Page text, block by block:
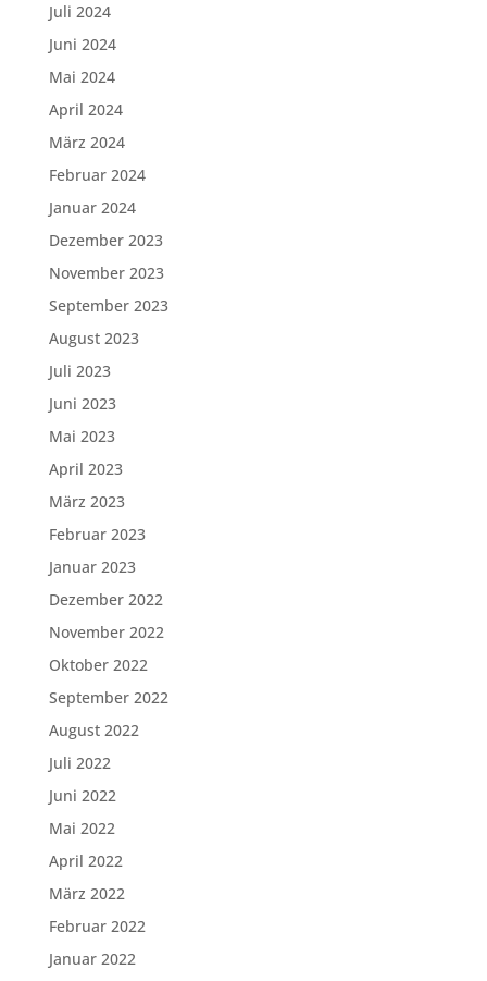
Juli 2024
Juni 2024
Mai 2024
April 2024
März 2024
Februar 2024
Januar 2024
Dezember 2023
November 2023
September 2023
August 2023
Juli 2023
Juni 2023
Mai 2023
April 2023
März 2023
Februar 2023
Januar 2023
Dezember 2022
November 2022
Oktober 2022
September 2022
August 2022
Juli 2022
Juni 2022
Mai 2022
April 2022
März 2022
Februar 2022
Januar 2022